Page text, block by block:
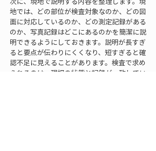
地では、どの部位が検査対象なのか、どの図
面に対応しているのか、どの測定記録がある
のか、写真記録はどこにあるのかを簡潔に説
明できるようにしておきます。説明が長すぎ
ると要点が伝わりにくくなり、短すぎると確
認不足に見えることがあります。検査で求め
られるのは、現場の状態と記録が一致してい